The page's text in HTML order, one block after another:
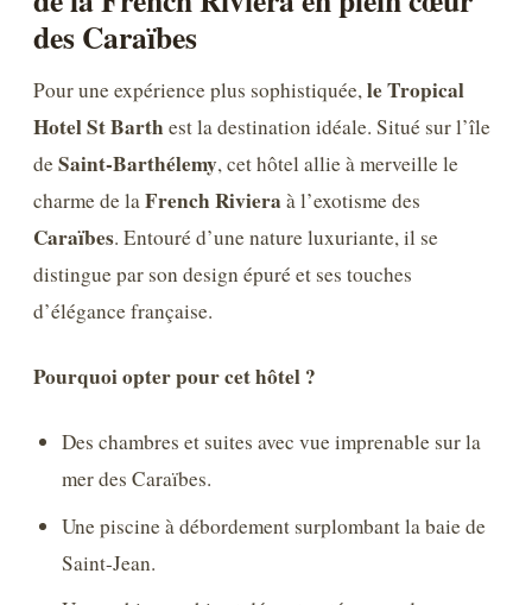
des Caraïbes
Pour une expérience plus sophistiquée, le Tropical
Hotel St Barth est la destination idéale. Situé sur l’île
de Saint-Barthélemy, cet hôtel allie à merveille le
charme de la French Riviera à l’exotisme des
Caraïbes. Entouré d’une nature luxuriante, il se
distingue par son design épuré et ses touches
d’élégance française.
Pourquoi opter pour cet hôtel ?
Des chambres et suites avec vue imprenable sur la
mer des Caraïbes.
Une piscine à débordement surplombant la baie de
Saint-Jean.